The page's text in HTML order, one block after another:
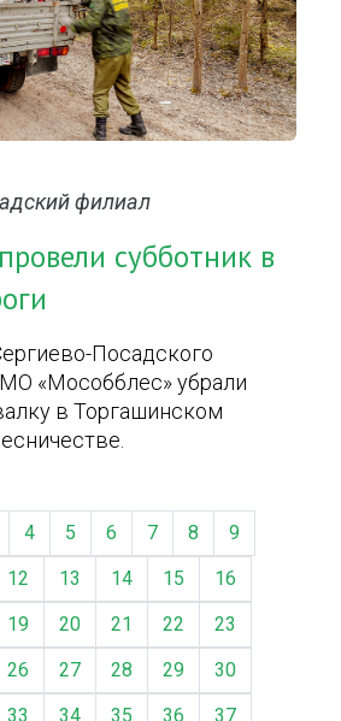
филиал
субботник в
Посадского
«Мособблес» убрали
в Торгашинском
4 5 6 7 8
9
12 13 14 15
16
19 20 21 22
23
26 27 28 29
30
33 34 35 36
37